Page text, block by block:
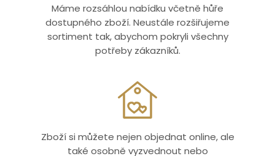
Máme rozsáhlou nabídku včetně hůře
dostupného zboží. Neustále rozšiřujeme
sortiment tak, abychom pokryli všechny
potřeby zákazníků.
Zboží si můžete nejen objednat online, ale
také osobně vyzvednout nebo